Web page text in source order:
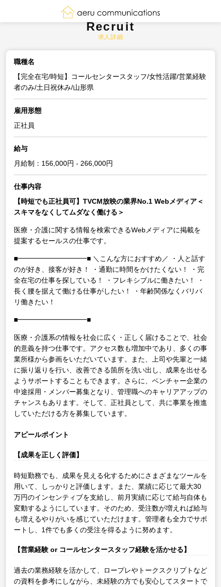
Recruit
求人詳細
職種名
【完全在宅/時短】コールセンタースタッフ/女性活躍/営業経験
者のみ/土日祝休み/山形県
雇用形態
正社員
給与
月給制：156,000円 - 266,000円
仕事内容
【時短でも正社員可】TVCM放映の業界No.1 Webメディア＜
スキマをなくしてムダなく働ける＞
医療・介護に関する情報を検索できるWebメディアに掲載を
提案するセールスの仕事です。
■━━━━━━━━━━■ ＼こんな方におすすめ／
・人と話す
のが好き、接客が好き！
・通勤に時間をかけたくない！
・完
全在宅の仕事を探している！
・フレキシブルに働きたい！
・
長く腰を据えて働ける仕事がしたい！
・年齢関係なくバリバ
リ働きたい！
■━━━━━━━━━━■
医療・介護系の情報を社会に広く・正しく届けることで、社会
的意義を持つ仕事です。アクセス数も増加中であり、多くの事
業所様から参画をいただいています。また、上司や先輩と一緒
に振り返りを行い、改善できる箇所を洗い出し、成果を出せる
ようサポートすることもできます。さらに、ベンチャー企業の
中途採用・メンバー募集となり、管理職へのキャリアアップの
チャンスもあります。そして、正社員として、共に事業を推進
していただける方を募集しています。
アピールポイント
【成果を正しく評価】
時短勤務でも、成果を見える化するためにさまざまなツールを
用いて、しっかりと評価します。また、業績に応じて最大30
万円のインセンティブを支給し、前月実績に応じて給与自体も
変動するようにしています。そのため、受注数が増えれば給与
も増えるやりがいを感じていただけます。管理者も全力でサポ
ートし、1件でも多くの受注を得るように努めます。
【営業経験 or コールセンタースタッフ経験を活かせる】
過去の業務経験を活かして、ロープレやトークスクリプトなど
の資料を参考にしながら、未経験の方でも安心してスタートで